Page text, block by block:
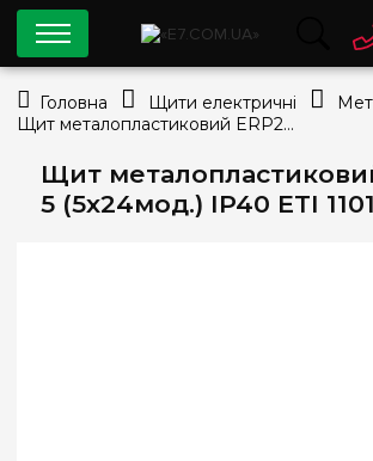
Щит
5 (5х24мод.) IP40 ETI
0 800
044
Viber
Головна Щити електричні
Щит металопластиковий ERP24-5 (5х24мод.) IP40 ETI 1101296